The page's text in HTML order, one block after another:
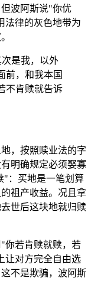
波阿斯说"你优
法律的灰色地带为
是我，以外
前，和我本国
不肯赎就告诉
，按照赎业法的字
明确规定必须娶寡
"：买地是一笔划算
祖产收益。况且拿
世后这块地就归赎
你若肯赎就赎，若
让对方完全自由选
不是欺骗，波阿斯